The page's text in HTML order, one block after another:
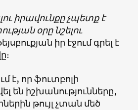
իրավունքը չպետք է
օրը նշելու
իր էջում գրել է
է, որ ֆուտբոլի
են իշխանությունները,
թույլ չտան մեծ